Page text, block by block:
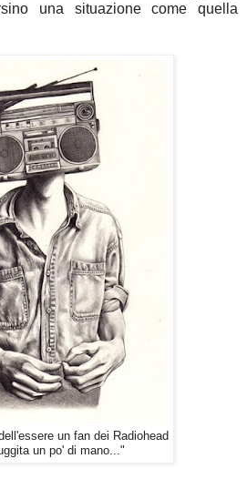
una situazione come quella
un fan dei Radiohead
un po' di mano..."